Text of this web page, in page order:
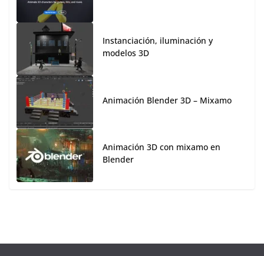
Instanciación, iluminación y
modelos 3D
Animación Blender 3D – Mixamo
Animación 3D con mixamo en
Blender